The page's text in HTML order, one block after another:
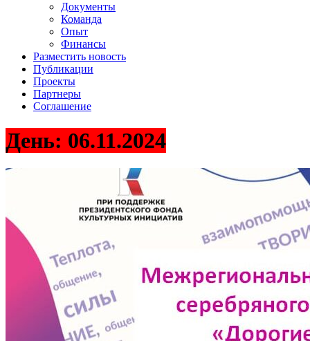
Документы
Команда
Опыт
Финансы
Разместить новость
Публикации
Проекты
Партнеры
Соглашение
День: 06.11.2024